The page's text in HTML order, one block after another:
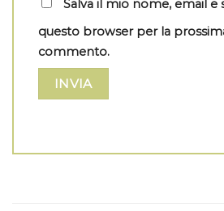
Salva il mio nome, email e
questo browser per la
commento.